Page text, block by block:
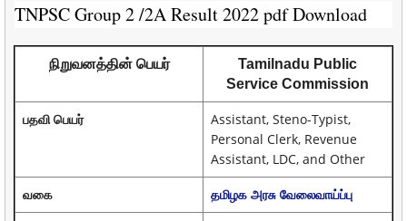
TNPSC Group 2 /2A Result 2022 pdf Download
நிறுவனத்தின் பெயர்
Tamilnadu Public
Service Commission
பதவி பெயர்
Assistant, Steno-Typist,
Personal Clerk, Revenue
Assistant, LDC, and Other
வகை தமிழக அரசு வேலைவாய்ப்பு